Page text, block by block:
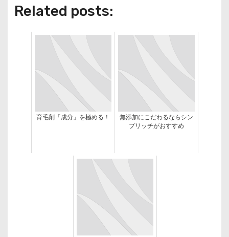
Related posts:
育毛剤「成分」を極める！
無添加にこだわるならシン
プリッチがおすすめ